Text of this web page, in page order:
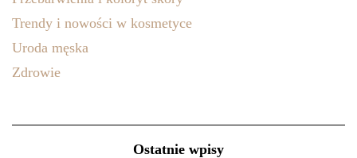
Trendy i nowości w kosmetyce
Uroda męska
Zdrowie
Ostatnie wpisy